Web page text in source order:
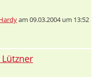
am 09.03.2004 um 13:52